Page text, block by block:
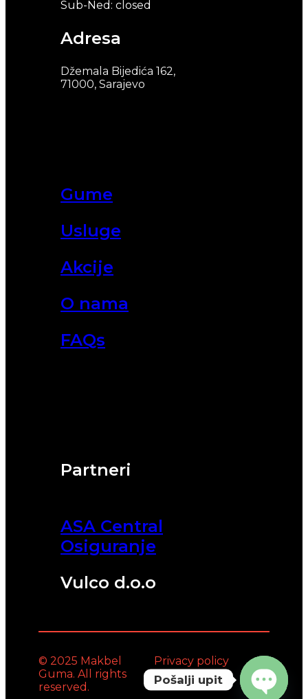
Partneri
ASA Central
Osiguranje
Vulco d.o.o
Gume
Usluge
Akcije
O nama
FAQs
Sub-Ned: closed
Adresa
Džemala Bijedića 162,
71000, Sarajevo
© 2025 Makbel
Guma. All rights
reserved.
Privacy policy
Pošalji upit